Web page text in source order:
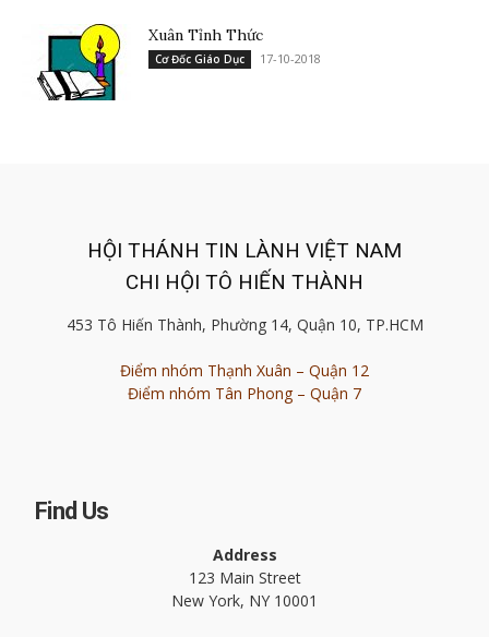
Xuân Tỉnh Thức
Cơ Đốc Giáo Dục 17-10-2018
HỘI THÁNH TIN LÀNH VIỆT NAM
CHI HỘI TÔ HIẾN THÀNH
453 Tô Hiến Thành, Phường 14, Quận 10, TP.HCM
Điểm nhóm Thạnh Xuân – Quận 12
Điểm nhóm Tân Phong – Quận 7
Find Us
Address
123 Main Street
New York, NY 10001